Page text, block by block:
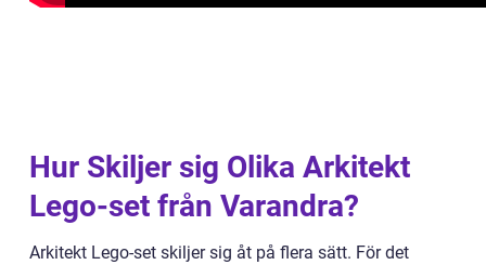
Hur Skiljer sig Olika Arkitekt
Lego-set från Varandra?
Arkitekt Lego-set skiljer sig åt på flera sätt. För det